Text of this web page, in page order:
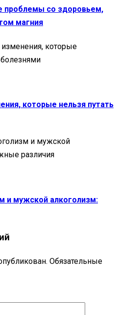
проблемы со здоровьем,
магния
которые нельзя путать
и мужской алкоголизм:
Обязательные